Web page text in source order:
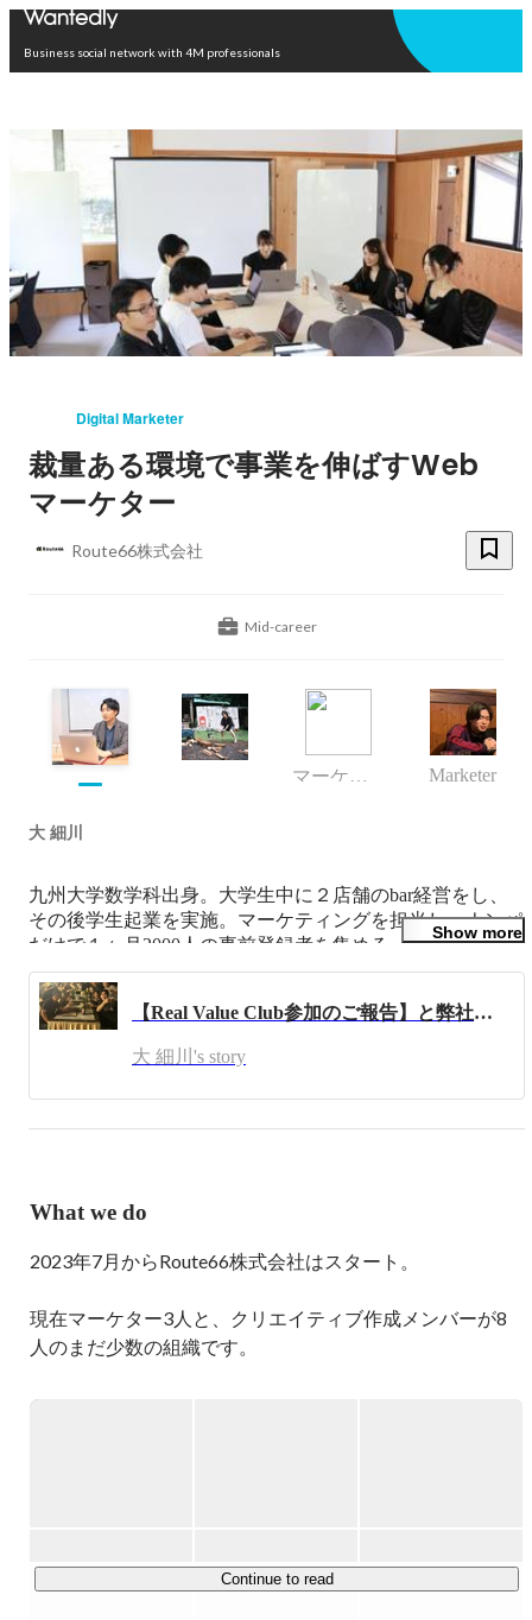
Business social network with 4M professionals
Digital Marketer
裁量ある環境で事業を伸ばすWeb
マーケター
Route66株式会社
Mid-career
マーケティング Marketer
大 細川
九州大学数学科出身。大学生中に２店舗のbar経営をし、
その後学生起業を実施。マーケティングを担当し、ナンパ
だけで１ヶ月2000人の事前登録者を集める。株式会社
Hide&Seekに就職しwebマーケティングのコンサル事業部
に所属。マーケティング事業部統括として5年間従事し、
Route66株式会社を設立。独立1年で年商5億を達成。現在3
年目で年商15億着地予定。SMBトップ100企業に選出。
Show more
【Real Value Club参加のご報告】と弊社のこれからについて
大 細川's story
What we do
2023年7月からRoute66株式会社はスタート。
現在マーケター3人と、クリエイティブ作成メンバーが8
人のまだ少数の組織です。
せんが、１年で年商5億円突破。SMBトップ100起業家に
◼︎なぜそれだけの速度で成長しているのか？
Continue to read